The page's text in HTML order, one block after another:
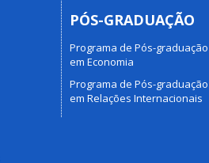
PÓS-GRADUAÇÃO
Programa de Pós-graduação
em Economia
Programa de Pós-graduação
em Relações Internacionais